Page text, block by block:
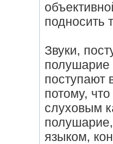
подносить
Звуки,
полушарие
поступают
потому,
слуховым
языком,